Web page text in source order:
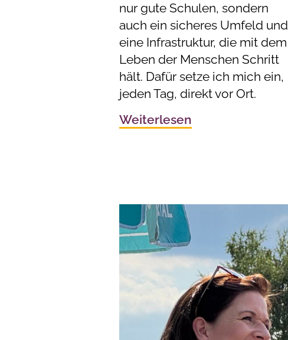
nur gute Schulen, sondern
auch ein sicheres Umfeld und
eine Infrastruktur, die mit dem
Leben der Menschen Schritt
hält. Dafür setze ich mich ein,
jeden Tag, direkt vor Ort.
Weiterlesen